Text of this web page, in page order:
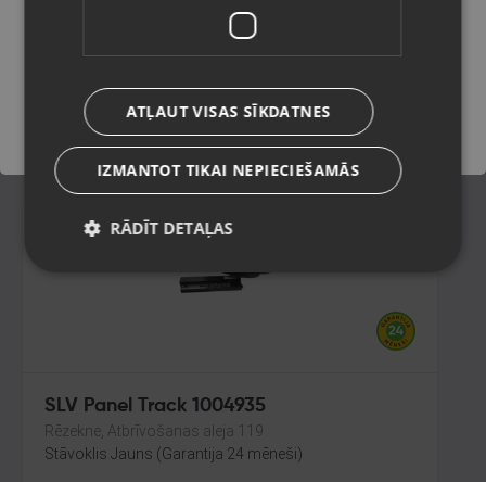
Stāvoklis Lietots (Garantija 6 mēneši)
12.00€
SLV Panel Track 1004935
Rēzekne, Atbrīvošanas aleja 119
Stāvoklis Jauns (Garantija 24 mēneši)
Saglabāt
ATĻAUT VISAS SĪKDATNES
IZMANTOT TIKAI NEPIECIEŠAMĀS
RĀDĪT DETAĻAS